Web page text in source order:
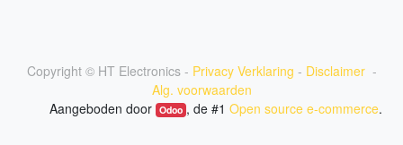
Copyright © HT Electronics - Privacy Verklaring - Disclaimer -
Alg. voorwaarden
Aangeboden door Odoo , de #1 Open source e-commerce.